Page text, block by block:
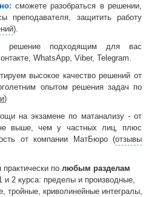
сможете разобраться в решении,
преподавателя, защитить работу
).
решение подходящим для вас
WhatsApp, Viber, Telegram.
высокое качество решений от
опытом решения задач по
)
на экзамене по матанализу - от
выше, чем у частных лиц, плюс
от компании МатБюро (отзывы
по любым разделам
и 2 курса: пределы и производные,
тройные, криволинейные интегралы,